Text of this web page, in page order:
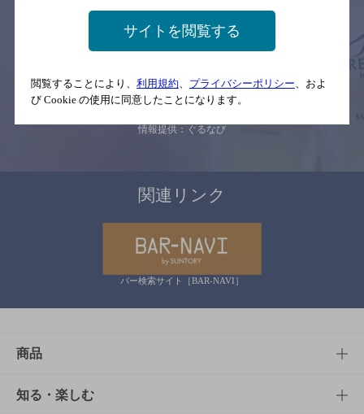
サイトマップ ご意見・ご感想 利用規約
※それぞれのお店のメニューや営業時間などの掲載情報については、
念のためお店にご確認の上ご来店くださいますようお願い申し上げま
す。
情報提供：ぐるなび
関連リンク
バー検索サイト［BAR-NAVI］
商品
商品TOP
知る・楽しむ
サイトを閲覧する
閲覧することにより、 利用規約 プライバシーポリシー 、およ
び Cookie の使用に同意したことになります。